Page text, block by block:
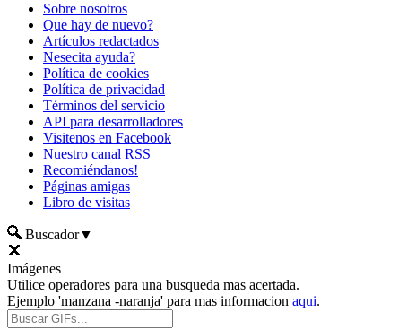
Sobre nosotros
Que hay de nuevo?
Artículos redactados
Nesecita ayuda?
Política de cookies
Política de privacidad
Términos del servicio
API para desarrolladores
Visitenos en Facebook
Nuestro canal RSS
Recomiéndanos!
Páginas amigas
Libro de visitas
Buscador▼
Imágenes
Utilice operadores para una busqueda mas acertada.
Ejemplo 'manzana -naranja' para mas informacion aqui.